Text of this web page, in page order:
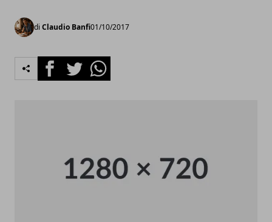
di Claudio Banfi01/10/2017
FacebookTwitterWhatsapp